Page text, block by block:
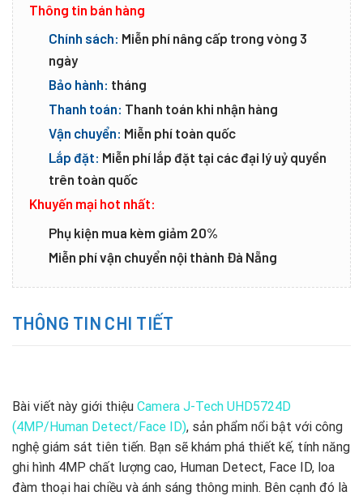
Thông tin bán hàng
Chính sách: Miễn phí nâng cấp trong vòng 3
ngày
Bảo hành: tháng
Thanh toán: Thanh toán khi nhận hàng
Vận chuyển: Miễn phí toàn quốc
Lắp đặt: Miễn phí lắp đặt tại các đại lý uỷ quyền
trên toàn quốc
Khuyến mại hot nhất:
Phụ kiện mua kèm giảm 20%
Miễn phí vận chuyển nội thành Đà Nẵng
THÔNG TIN CHI TIẾT
Bài viết này giới thiệu Camera J-Tech UHD5724D
(4MP/Human Detect/Face ID), sản phẩm nổi bật với công
nghệ giám sát tiên tiến. Bạn sẽ khám phá thiết kế, tính năng
ghi hình 4MP chất lượng cao, Human Detect, Face ID, loa
đàm thoại hai chiều và ánh sáng thông minh. Bên cạnh đó là